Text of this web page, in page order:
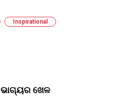
Inspirational
ଭାଗ୍ୟର ଖେଳ